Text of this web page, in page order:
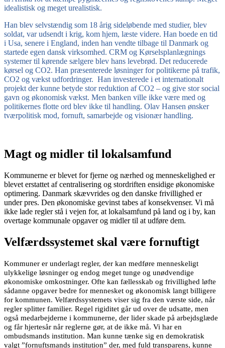
idealistisk og meget urealistisk.
Han blev selvstændig som 18 årig sideløbende med studier, blev
soldat, var udsendt i krig, kom hjem, læste videre. Han boede en tid
i Usa, senere i England, inden han vendte tilbage til Danmark og
startede egen dansk virksomhed. CRM og Kørselsplanlægnings
systemer til kørende sælgere blev hans levebrød. Det reducerede
kørsel og CO2. Han præsenterede løsninger for politikerne på trafik,
CO2 og vækst udfordringer. Han investerede i et internationalt
projekt der kunne betyde stor reduktion af CO2 – og give stor social
gavn og økonomisk vækst. Men banken ville ikke være med og
politikernes flotte ord blev ikke til handling. Olav Hansen ønsker
tværpolitisk mod, fornuft, samarbejde og visionær handling.
Magt og midler til lokalsamfund
Kommunerne er blevet for fjerne og nærhed og menneskelighed er
blevet erstattet af centralisering og stordriften ensidige økonomiske
optimering. Danmark skævvrides og den danske frivillighed er
under pres. Den økonomiske gevinst tabes af konsekvenser. Vi må
ikke lade regler stå i vejen for, at lokalsamfund på land og i by, kan
overtage kommunale opgaver og midler til at udføre dem.
Velfærdssystemet skal være fornuftigt
Kommuner er underlagt regler, der kan medføre menneskeligt
ulykkelige løsninger og endog meget tunge og unødvendige
økonomiske omkostninger. Ofte kan fællesskab og frivillighed løfte
sådanne opgaver bedre for mennesket og økonomisk langt billigere
for kommunen. Velfærdssystemets viser sig fra den værste side, når
regler splitter familier. Regel rigiditet går ud over de udsatte, men
også medarbejderne i kommunerne, der lider skade på arbejdsglæde
og får hjertesår når reglerne gør, at de ikke må. Vi har en
ombudsmands institution. Man kunne tænke sig en demokratisk
valgt ”fornuftsmands institution” der, med fuld transparens, kunne